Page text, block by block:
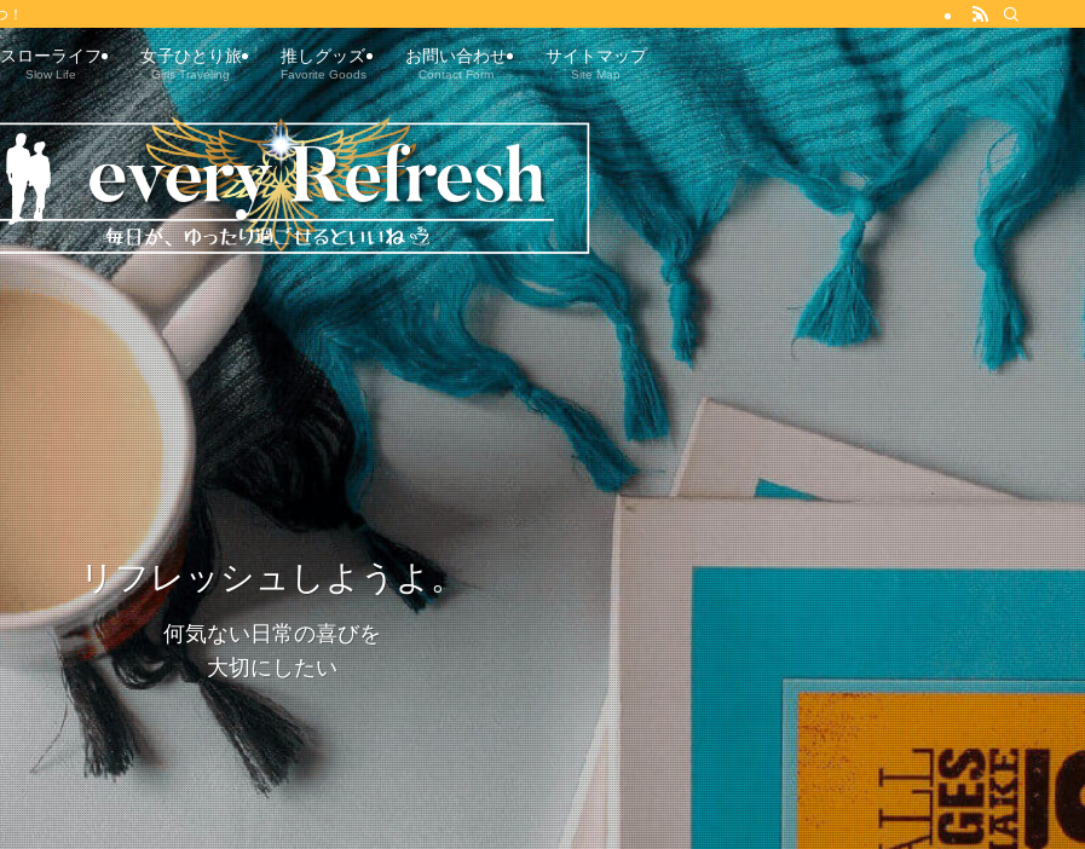
スローライフ
Slow Life
女子ひとり旅
Girls Traveling
推しグッズ
Favorite Goods
お問い合わせ
Contact Form
サイトマップ
Site Map
リフレッシュしようよ。
何気ない日常の喜びを
大切にしたい